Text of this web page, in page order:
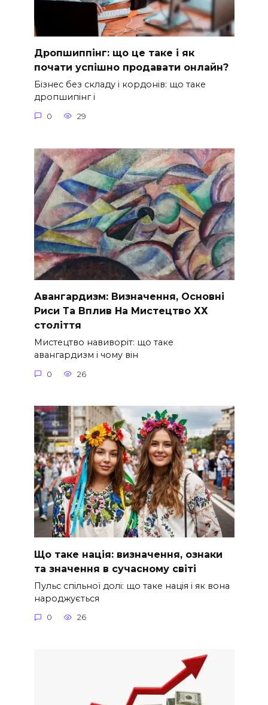
Дропшиппінг: що це таке і як
почати успішно продавати онлайн?
Бізнес без складу і кордонів: що таке
дропшипінг і
0 29
Авангардизм: Визначення, Основні
Риси Та Вплив На Мистецтво ХХ
століття
Мистецтво навиворіт: що таке
авангардизм і чому він
0 26
Що таке нація: визначення, ознаки
та значення в сучасному світі
Пульс спільної долі: що таке нація і як вона
народжується
0 26